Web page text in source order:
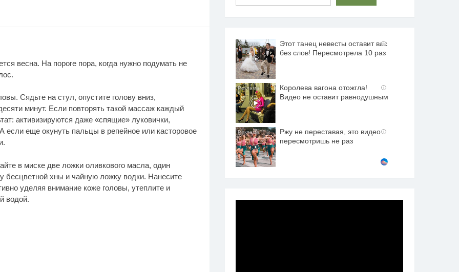
весна. На пороге пора, когда нужно подумать не
Сядьте на стул, опустите голову вниз,
минут. Если повторять такой массаж каждый
активизируются даже «спящие» луковички,
если еще окунуть пальцы в репейное или касторовое
в миске две ложки оливкового масла, один
хны и чайную ложку водки. Нанесите
уделяя внимание коже головы, утеплите и
водой.
i
Этот танец невесты оставит вас
без слов! Пересмотрела 10 раз
i
Королева вагона отожгла!
Видео не оставит равнодушным
i
Ржу не переставая, это видео
пересмотришь не раз